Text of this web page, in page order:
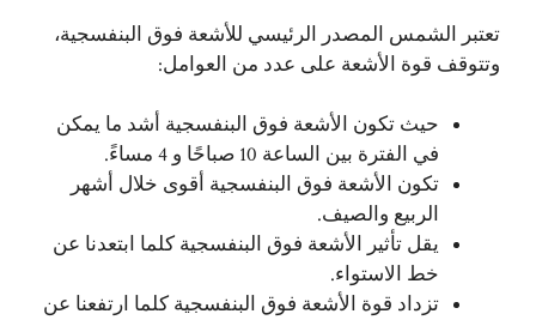
تعتبر الشمس المصدر الرئيسي للأشعة فوق البنفسجية،
وتتوقف قوة الأشعة على عدد من العوامل:
حيث تكون الأشعة فوق البنفسجية أشد ما يمكن
في الفترة بين الساعة 10 صباحًا و 4 مساءً.
تكون الأشعة فوق البنفسجية أقوى خلال أشهر
الربيع والصيف.
يقل تأثير الأشعة فوق البنفسجية كلما ابتعدنا عن
خط الاستواء.
تزداد قوة الأشعة فوق البنفسجية كلما ارتفعنا عن